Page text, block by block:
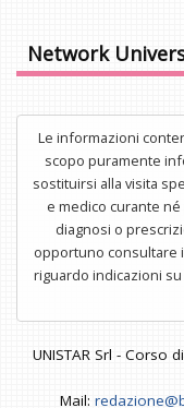
Network
Le informazioni
scopo puramente
sostituirsi alla visita
e medico curante
diagnosi o
opportuno consultare
riguardo indicazioni
UNISTAR Srl - Corso
Mail: